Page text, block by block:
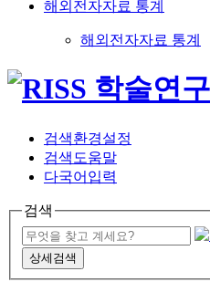
해외전자자료 통계
해외전자자료 통계
검색환경설정
검색도움말
다국어입력
검색
상세검색